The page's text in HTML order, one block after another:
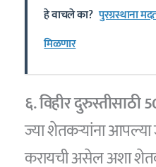
हे वाचले का? पुरग्रस्थाना
मिळणार
६. विहीर दुरुस्तीसाठी
ज्या शेतकऱ्यांना आपल्या
करायची असेल अशा